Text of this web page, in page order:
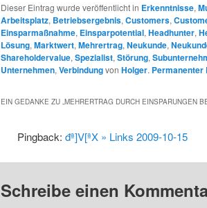
Dieser Eintrag wurde veröffentlicht in Erkenntnisse,
Arbeitsplatz, Betriebsergebnis, Customers,
Einsparmaßnahme, Einsparpotential, Headhunter,
Lösung, Marktwert, Mehrertrag, Neukunde,
Shareholdervalue, Spezialist, Störung,
Unternehmen, Verbindungvon Holger. Permanenter
EIN GEDANKE ZU „MEHRERTRAG DURCH EINSPARUNGEN
Pingback:đª]V[ªX » Links 2009-10-15
Schreibe einen